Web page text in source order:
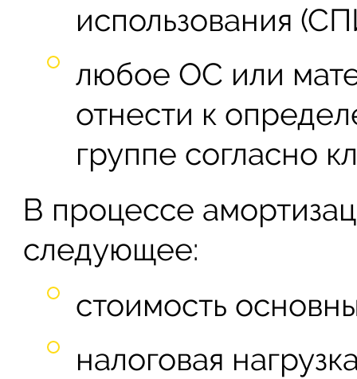
использования
любое ОС или
отнести к
группе согласно
В процессе
следующее:
стоимость
налоговая